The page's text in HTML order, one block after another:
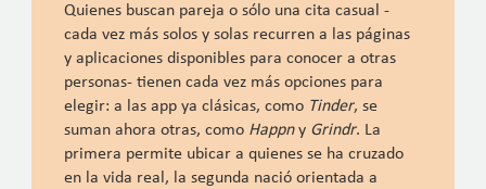
Quienes buscan pareja o sólo una cita casual -
cada vez más solos y solas recurren a las páginas
y aplicaciones disponibles para conocer a otras
personas- tienen cada vez más opciones para
elegir: a las app ya clásicas, como Tinder, se
suman ahora otras, como Happny Grindr. La
primera permite ubicar a quienes se ha cruzado
en la vida real, la segunda nació orientada a